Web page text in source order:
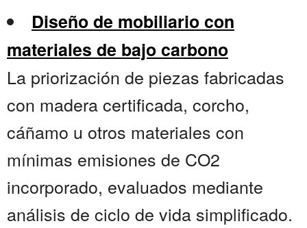
Diseño de mobiliario con
materiales de bajo carbono
La priorización de piezas fabricadas
con madera certificada, corcho,
cáñamo u otros materiales con
mínimas emisiones de CO2
incorporado, evaluados mediante
análisis de ciclo de vida simplificado.